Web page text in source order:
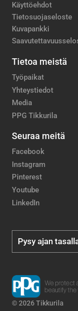
Käyttöehdot
Tietosuojaseloste
Kuvapankki
Tietoa meistä
Työpaikat
Yhteystiedot
Media
PPG Tikkurila
Seuraa meitä
Facebook
Instagram
Pinterest
Youtube
LinkedIn
Pysy ajan
© 2026 Tikkurila